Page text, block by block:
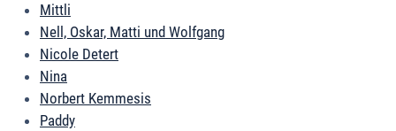
Mittli
Nell, Oskar, Matti und Wolfgang
Nicole Detert
Nina
Norbert Kemmesis
Paddy